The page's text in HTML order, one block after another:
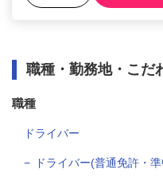
職種・勤務地・こだ
職種
ドライバー
ドライバー(普通免許・